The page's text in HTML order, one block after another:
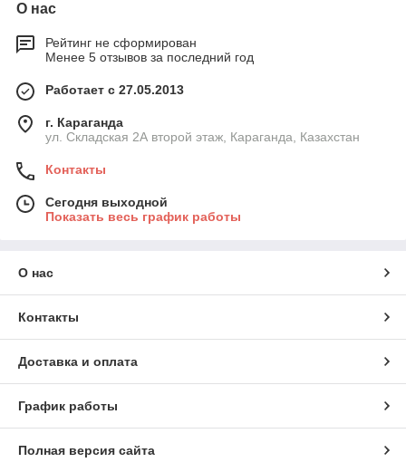
О нас
Рейтинг не сформирован
Менее 5 отзывов за последний год
Работает с 27.05.2013
г. Караганда
ул. Складская 2А второй этаж, Караганда, Казахстан
Контакты
Сегодня выходной
Показать весь график работы
О нас
Контакты
Доставка и оплата
График работы
Полная версия сайта